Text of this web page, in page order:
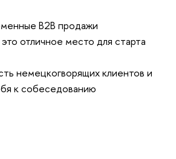
B2B продажи
отличное место для старта
немецкогворящих клиентов и
к собеседованию